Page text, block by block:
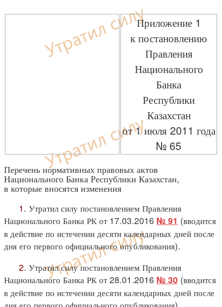
Приложение 1
к постановлению
Правления
Национального
Банка
Республики
Казахстан
от 1 июля 2011 года
№ 65
Перечень нормативных правовых актов
Национального Банка Республики Казахстан,
в которые вносятся изменения
1. Утратил силу постановлением Правления
Национального Банка РК от 17.03.2016 № 91 (вводится
в действие по истечении десяти календарных дней после
дня его первого официального опубликования).
2. Утратил силу постановлением Правления
Национального Банка РК от 28.01.2016 № 30 (вводится
в действие по истечении десяти календарных дней после